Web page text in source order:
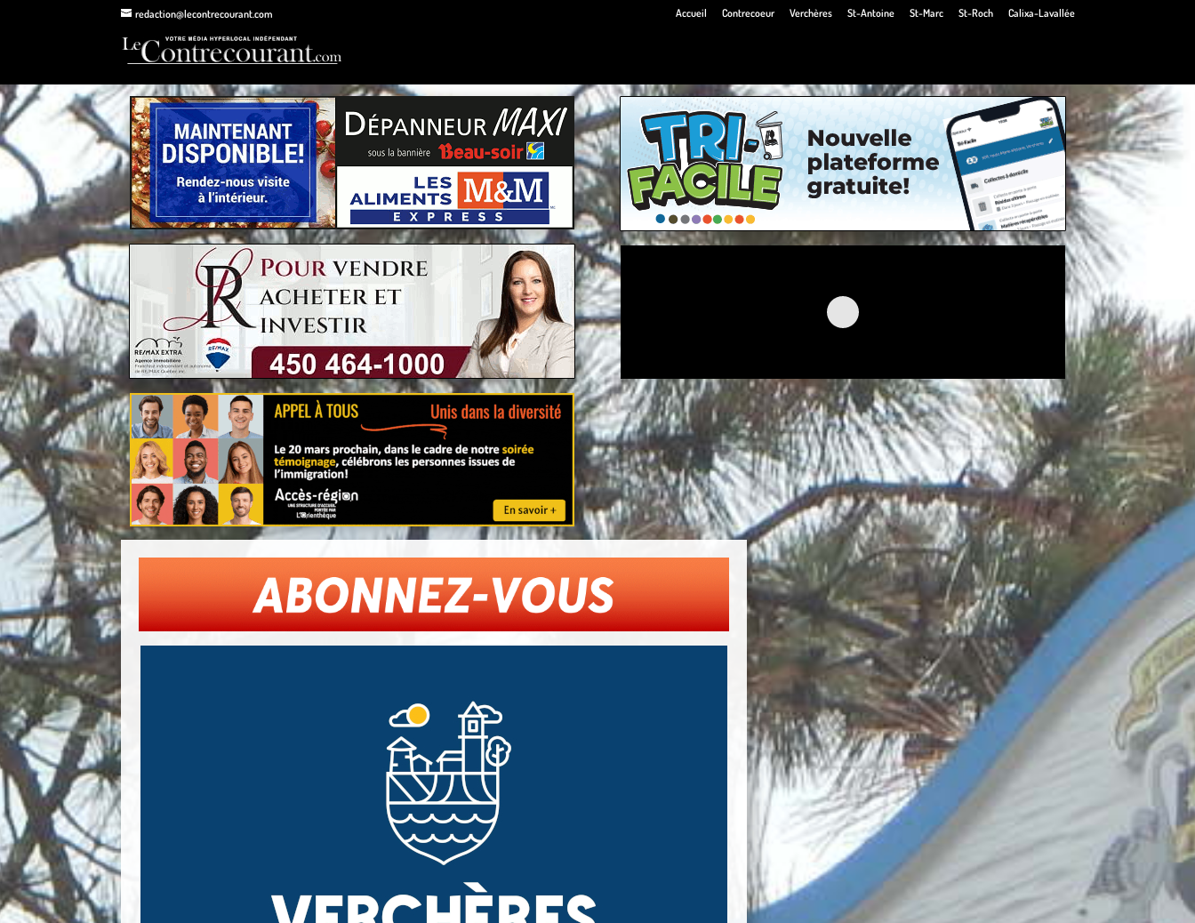
redaction@lecontrecourant.com Accueil Contrecoeur Verchères St-Antoine St-Marc St-Roch Calixa-Lavallée